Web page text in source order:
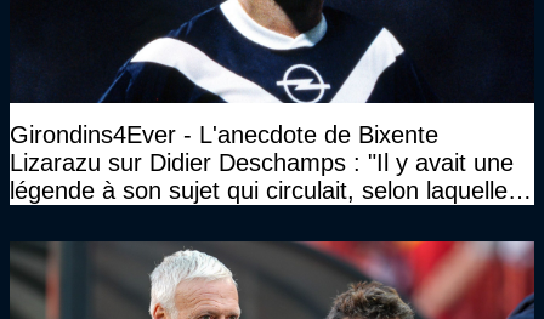
Girondins4Ever - L'anecdote de Bixente
Lizarazu sur Didier Deschamps : "Il y avait une
légende à son sujet qui circulait, selon laquelle il